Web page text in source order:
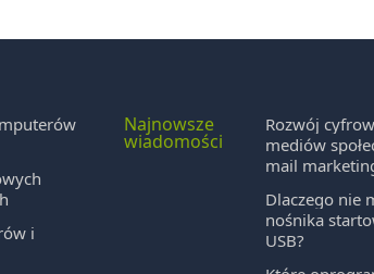
i
Najnowsze
wiadomości
Rozwój
mediów
mail
Dlaczego nie
nośnika
USB?